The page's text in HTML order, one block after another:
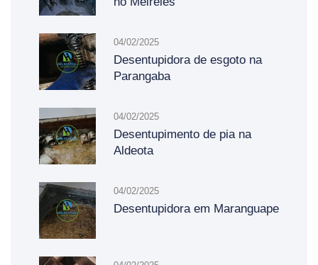
04/02/2025
Desentupidora de esgoto na
Parangaba
04/02/2025
Desentupimento de pia na
Aldeota
04/02/2025
Desentupidora em Maranguape